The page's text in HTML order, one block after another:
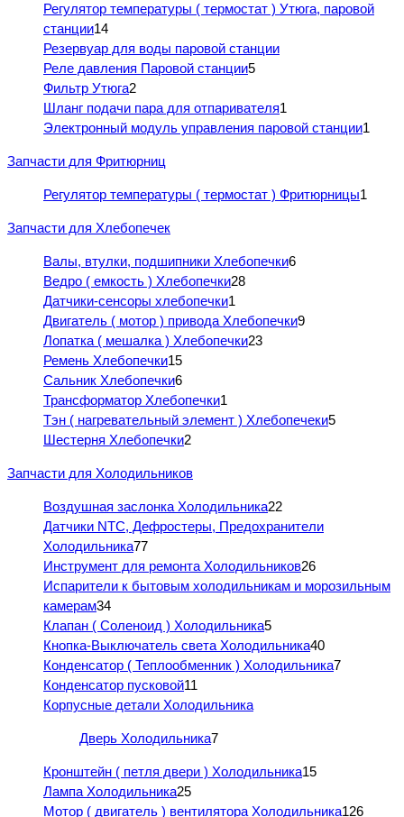
Регулятор температуры ( термостат ) Утюга, паровой
станции14
Резервуар для воды паровой станции
Реле давления Паровой станции5
Фильтр Утюга2
Шланг подачи пара для отпаривателя1
Электронный модуль управления паровой станции1
Запчасти для Фритюрниц
Регулятор температуры ( термостат ) Фритюрницы1
Запчасти для Хлебопечек
Валы, втулки, подшипники Хлебопечки6
Ведро ( емкость ) Хлебопечки28
Датчики-сенсоры хлебопечки1
Двигатель ( мотор ) привода Хлебопечки9
Лопатка ( мешалка ) Хлебопечки23
Ремень Хлебопечки15
Сальник Хлебопечки6
Трансформатор Хлебопечки1
Тэн ( нагревательный элемент ) Хлебопечеки5
Шестерня Хлебопечки2
Запчасти для Холодильников
Воздушная заслонка Холодильника22
Датчики NTC, Дефростеры, Предохранители
Холодильника77
Инструмент для ремонта Холодильников26
Испарители к бытовым холодильникам и морозильным
камерам34
Клапан ( Соленоид ) Холодильника5
Кнопка-Выключатель света Холодильника40
Конденсатор ( Теплообменник ) Холодильника7
Конденсатор пусковой11
Корпусные детали Холодильника
Дверь Холодильника7
Кронштейн ( петля двери ) Холодильника15
Лампа Холодильника25
Мотор ( двигатель ) вентилятора Холодильника126